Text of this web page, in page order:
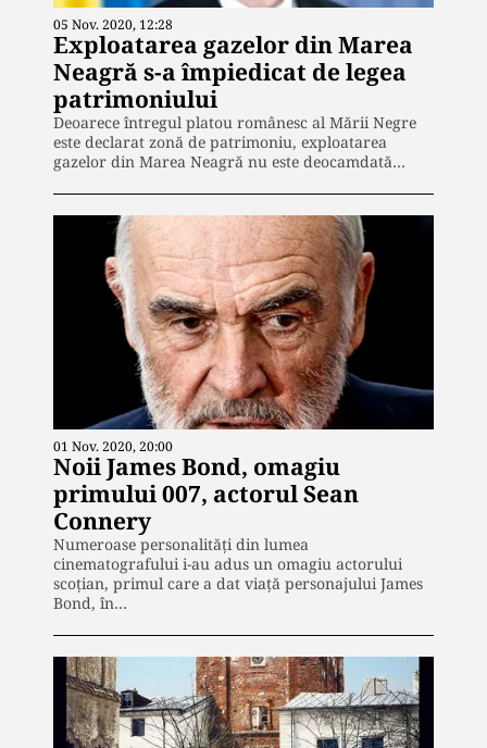
05 Nov. 2020, 12:28
Exploatarea gazelor din Marea
Neagră s-a împiedicat de legea
patrimoniului
Deoarece întregul platou românesc al Mării Negre
este declarat zonă de patrimoniu, exploatarea
gazelor din Marea Neagră nu este deocamdată…
01 Nov. 2020, 20:00
Noii James Bond, omagiu
primului 007, actorul Sean
Connery
Numeroase personalităţi din lumea
cinematografului i-au adus un omagiu actorului
scoţian, primul care a dat viaţă personajului James
Bond, în…